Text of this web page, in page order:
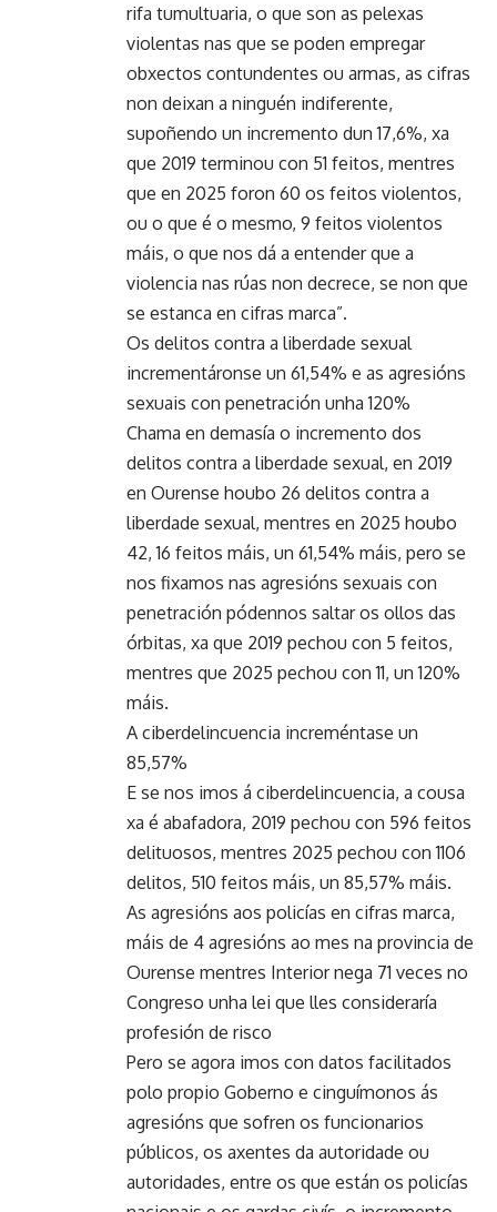
rifa tumultuaria, o que son as pelexas
violentas nas que se poden empregar
obxectos contundentes ou armas, as cifras
non deixan a ninguén indiferente,
supoñendo un incremento dun 17,6%, xa
que 2019 terminou con 51 feitos, mentres
que en 2025 foron 60 os feitos violentos,
ou o que é o mesmo, 9 feitos violentos
máis, o que nos dá a entender que a
violencia nas rúas non decrece, se non que
se estanca en cifras marca”.
Os delitos contra a liberdade sexual
incrementáronse un 61,54% e as agresións
sexuais con penetración unha 120%
Chama en demasía o incremento dos
delitos contra a liberdade sexual, en 2019
en Ourense houbo 26 delitos contra a
liberdade sexual, mentres en 2025 houbo
42, 16 feitos máis, un 61,54% máis, pero se
nos fixamos nas agresións sexuais con
penetración pódennos saltar os ollos das
órbitas, xa que 2019 pechou con 5 feitos,
mentres que 2025 pechou con 11, un 120%
máis.
A ciberdelincuencia increméntase un
85,57%
E se nos imos á ciberdelincuencia, a cousa
xa é abafadora, 2019 pechou con 596 feitos
delituosos, mentres 2025 pechou con 1106
delitos, 510 feitos máis, un 85,57% máis.
As agresións aos policías en cifras marca,
máis de 4 agresións ao mes na provincia de
Ourense mentres Interior nega 71 veces no
Congreso unha lei que lles consideraría
profesión de risco
Pero se agora imos con datos facilitados
polo propio Goberno e cinguímonos ás
agresións que sofren os funcionarios
públicos, os axentes da autoridade ou
autoridades, entre os que están os policías